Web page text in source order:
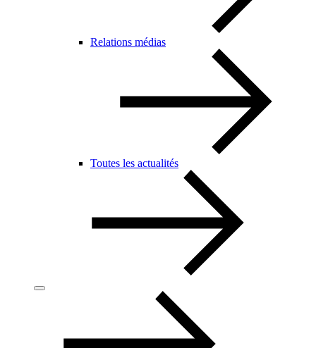
Relations médias
Toutes les actualités